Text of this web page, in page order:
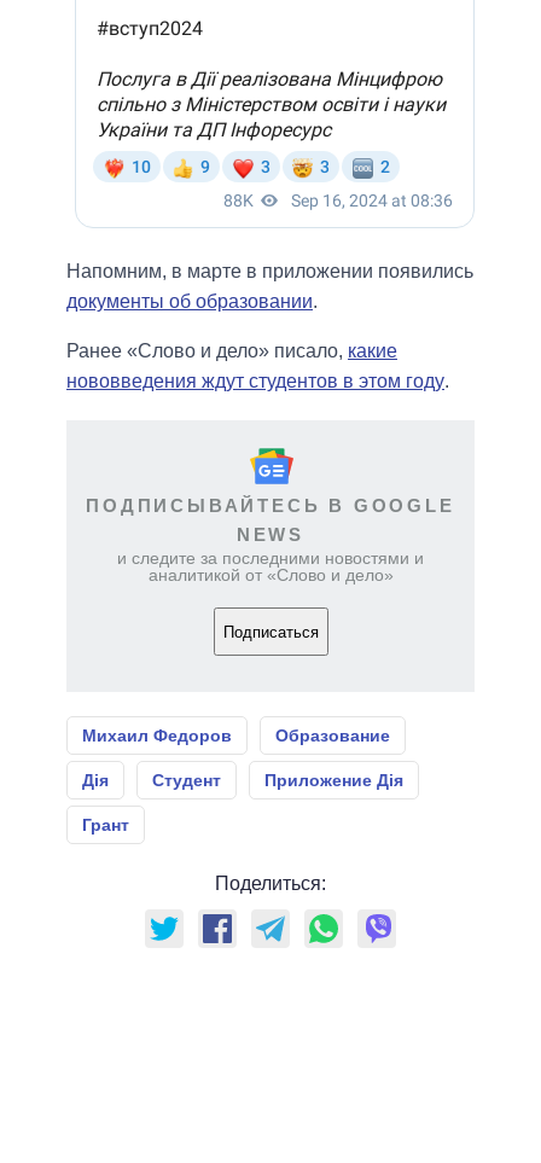
Напомним, в марте в приложении появились
документы об образовании.
Ранее «Слово и дело» писало, какие
нововведения ждут студентов в этом году.
ПОДПИСЫВАЙТЕСЬ В GOOGLE
NEWS
и следите за последними новостями и
аналитикой от «Слово и дело»
Подписаться
Михаил Федоров Образование
Дія Студент Приложение Дія
Грант
Поделиться: